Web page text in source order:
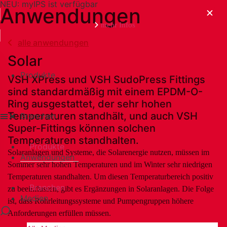
NEU: myIPS ist verfügbar
mehr Infos
schließen
Produkte
Branchen
Anwendungen
Medien
Produkte
Branchen
Anwendungen
alle anwendungen
Solar
VSH XPress und VSH SudoPress Fittings
sind standardmäßig mit einem EPDM-O-
Ring ausgestattet, der sehr hohen
Temperaturen standhält, und auch VSH
Super-Fittings können solchen
Temperaturen standhalten.
Solaranlagen und Systeme, die Solarenergie nutzen, müssen im
Sommer sehr hohen Temperaturen und im Winter sehr niedrigen
Temperaturen standhalten. Um diesen Temperaturbereich positiv
zu beeinflussen, gibt es Ergänzungen in Solaranlagen. Die Folge
ist, dass Rohrleitungssysteme und Pumpengruppen höhere
Anforderungen erfüllen müssen.